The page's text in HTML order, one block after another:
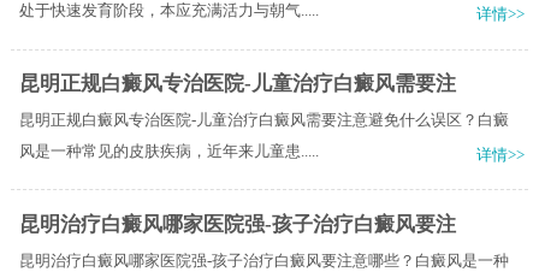
处于快速发育阶段，本应充满活力与朝气.....
详情>>
昆明正规白癜风专治医院-儿童治疗白癜风需要注
昆明正规白癜风专治医院-儿童治疗白癜风需要注意避免什么误区？白癜
风是一种常见的皮肤疾病，近年来儿童患.....
详情>>
昆明治疗白癜风哪家医院强-孩子治疗白癜风要注
昆明治疗白癜风哪家医院强-孩子治疗白癜风要注意哪些？白癜风是一种